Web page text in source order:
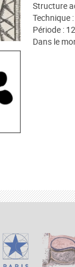
Structure
Technique
Période :
Dans le